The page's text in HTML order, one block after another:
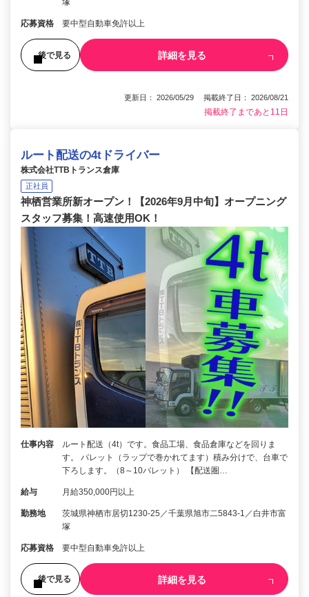
塚
応募資格 要中型自動車免許以上
後で見る 詳細を見る
更新日： 2026/05/29 掲載終了日： 2026/08/21
掲載終了まであと11日
ルート配送の4tドライバー
株式会社TTBトランス倉庫
正社員
神栖営業所新オープン！【2026年9月中旬】オープニング
スタッフ募集！高速使用OK！
仕事内容
ルート配送（4t）です。食品工場、食品倉庫などを回りま
す。 パレット（ラップで巻かれてます）積み分けで、台車で
下ろします。（8～10パレット） 【配送圏…
給与 月給350,000円以上
勤務地
茨城県神栖市居切1230‐25／千葉県旭市二5843-1／白井市富
塚
応募資格 要中型自動車免許以上
後で見る 詳細を見る